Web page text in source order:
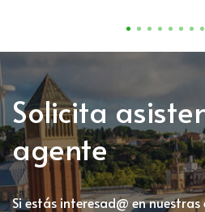
Solicita
agente
Si estás interesad@ en